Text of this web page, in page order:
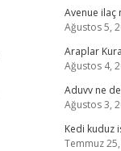
Avenue ilaç
Ağustos 5,
Araplar
Ağustos 4,
Aduvv ne
Ağustos 3,
Kedi kuduz
Temmuz